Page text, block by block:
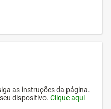
as instruções da página.
dispositivo. Clique aqui